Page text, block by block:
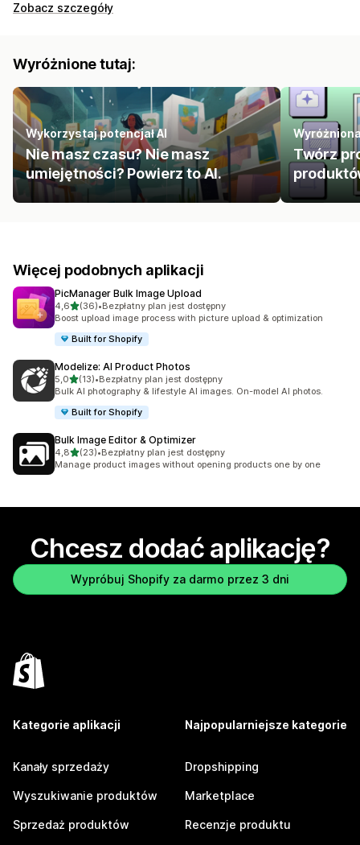
Zobacz szczegóły
Wyróżnione tutaj:
Wykorzystaj potencjał AI
Nie masz czasu? Nie masz
umiejętności? Powierz to AI.
Twórz
Więcej podobnych aplikacji
PicManager Bulk Image Upload
4,6na 5 gwiazdek
(36)
Łączna liczba recenzji: 36
•Bezpłatny plan jest dostępny
Boost upload image process with picture upload & optimization
Built for Shopify
Modelize: AI Product Photos
5,0na 5 gwiazdek
(13)
Łączna liczba recenzji: 13
•Bezpłatny plan jest dostępny
Bulk AI photography & lifestyle AI images. On-model AI photos.
Built for Shopify
Bulk Image Editor & Optimizer
4,8na 5 gwiazdek
(23)
Łączna liczba recenzji: 23
•Bezpłatny plan jest dostępny
Manage product images without opening products one by one
Chcesz dodać aplikację?
Wypróbuj Shopify za darmo przez 3 dni
Kategorie aplikacji
Kanały sprzedaży
Wyszukiwanie produktów
Sprzedaż produktów
Najpopularniejsze kategorie
Dropshipping
Marketplace
Recenzje produktu